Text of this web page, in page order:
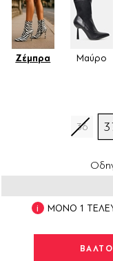
Ζέμπρα Μαύρο
36
ΜΟΝΟ 1